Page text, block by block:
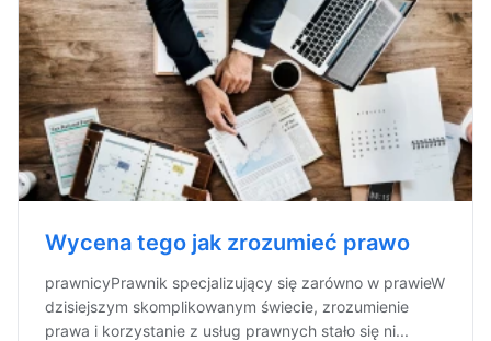
Wycena tego jak zrozumieć prawo
prawnicyPrawnik specjalizujący się zarówno w prawieW
dzisiejszym skomplikowanym świecie, zrozumienie
prawa i korzystanie z usług prawnych stało się ni...